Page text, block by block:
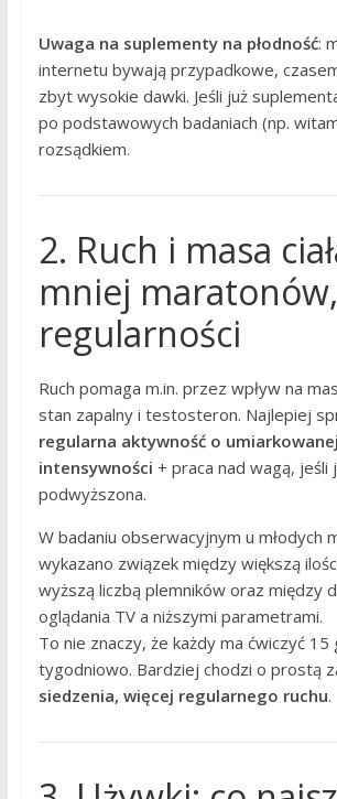
Uwaga na suplementy na płodność:
internetu bywają przypadkowe,
zbyt wysokie dawki. Jeśli już
po podstawowych badaniach (np.
rozsądkiem.
2. Ruch i masa
mniej
regularności
Ruch pomaga m.in. przez wpływ na
stan zapalny i testosteron. Najlepiej
regularna aktywność o umiarkowanej
intensywności + praca nad wagą, jeśli
podwyższona.
W badaniu obserwacyjnym u młodych
wykazano związek między większą
wyższą liczbą plemników oraz między
oglądania TV a niższymi parametrami.
To nie znaczy, że każdy ma ćwiczyć 15
tygodniowo. Bardziej chodzi o prostą
siedzenia, więcej regularnego ruchu.